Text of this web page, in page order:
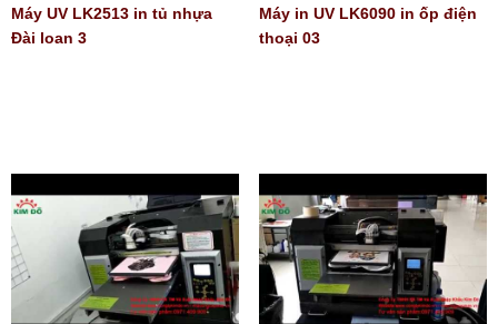
Máy UV LK2513 in tủ nhựa
Đài loan 3
Máy in UV LK6090 in ốp điện
thoại 03